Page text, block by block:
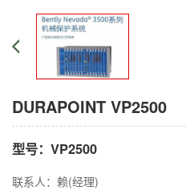
DURAPOINT VP2500
型号：VP2500
联系人：赖(经理)